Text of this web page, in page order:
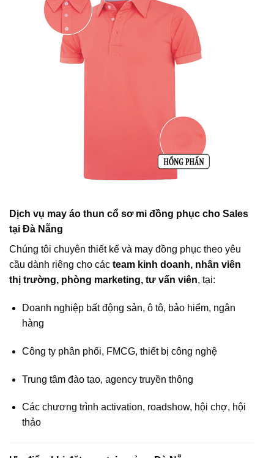
Dịch vụ may áo thun cổ sơ mi đồng phục cho Sales
tại Đà Nẵng
Chúng tôi chuyên thiết kế và may đồng phục theo yêu
cầu dành riêng cho các team kinh doanh, nhân viên
thị trường, phòng marketing, tư vấn viên, tại:
Doanh nghiệp bất động sản, ô tô, bảo hiểm, ngân
hàng
Công ty phân phối, FMCG, thiết bị công nghệ
Trung tâm đào tạo, agency truyền thông
Các chương trình activation, roadshow, hội chợ, hội
thảo